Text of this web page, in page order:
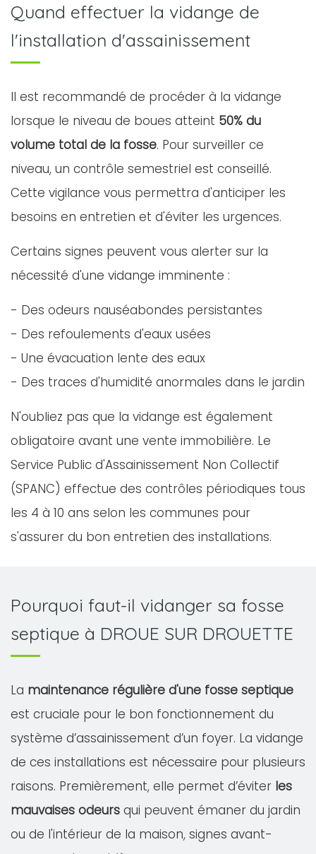
Quand effectuer la vidange de
l'installation d'assainissement
Il est recommandé de procéder à la vidange
lorsque le niveau de boues atteint 50% du
volume total de la fosse. Pour surveiller ce
niveau, un contrôle semestriel est conseillé.
Cette vigilance vous permettra d'anticiper les
besoins en entretien et d'éviter les urgences.
Certains signes peuvent vous alerter sur la
nécessité d'une vidange imminente :
- Des odeurs nauséabondes persistantes
- Des refoulements d'eaux usées
- Une évacuation lente des eaux
- Des traces d'humidité anormales dans le jardin
N'oubliez pas que la vidange est également
obligatoire avant une vente immobilière. Le
Service Public d'Assainissement Non Collectif
(SPANC) effectue des contrôles périodiques tous
les 4 à 10 ans selon les communes pour
s'assurer du bon entretien des installations.
Pourquoi faut-il vidanger sa fosse
septique à DROUE SUR DROUETTE
La maintenance régulière d'une fosse septique
est cruciale pour le bon fonctionnement du
système d’assainissement d’un foyer. La vidange
de ces installations est nécessaire pour plusieurs
raisons. Premièrement, elle permet d’éviter les
mauvaises odeurs qui peuvent émaner du jardin
ou de l'intérieur de la maison, signes avant-